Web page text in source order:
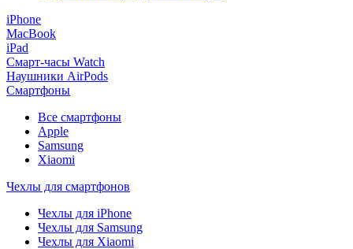
iPhone
MacBook
iPad
Смарт-часы Watch
Наушники AirPods
Смартфоны
Все смартфоны
Apple
Samsung
Xiaomi
Чехлы для смартфонов
Чехлы для iPhone
Чехлы для Samsung
Чехлы для Xiaomi